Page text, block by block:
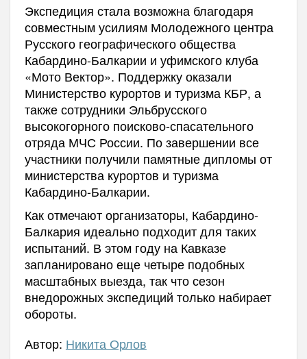
Экспедиция стала возможна благодаря
совместным усилиям Молодежного центра
Русского географического общества
Кабардино-Балкарии и уфимского клуба
«Мото Вектор». Поддержку оказали
Министерство курортов и туризма КБР, а
также сотрудники Эльбрусского
высокогорного поисково-спасательного
отряда МЧС России. По завершении все
участники получили памятные дипломы от
министерства курортов и туризма
Кабардино-Балкарии.
Как отмечают организаторы, Кабардино-
Балкария идеально подходит для таких
испытаний. В этом году на Кавказе
запланировано еще четыре подобных
масштабных выезда, так что сезон
внедорожных экспедиций только набирает
обороты.
Автор: Никита Орлов